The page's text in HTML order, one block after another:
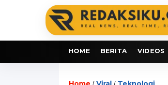
HOME BERITA VIDEOS